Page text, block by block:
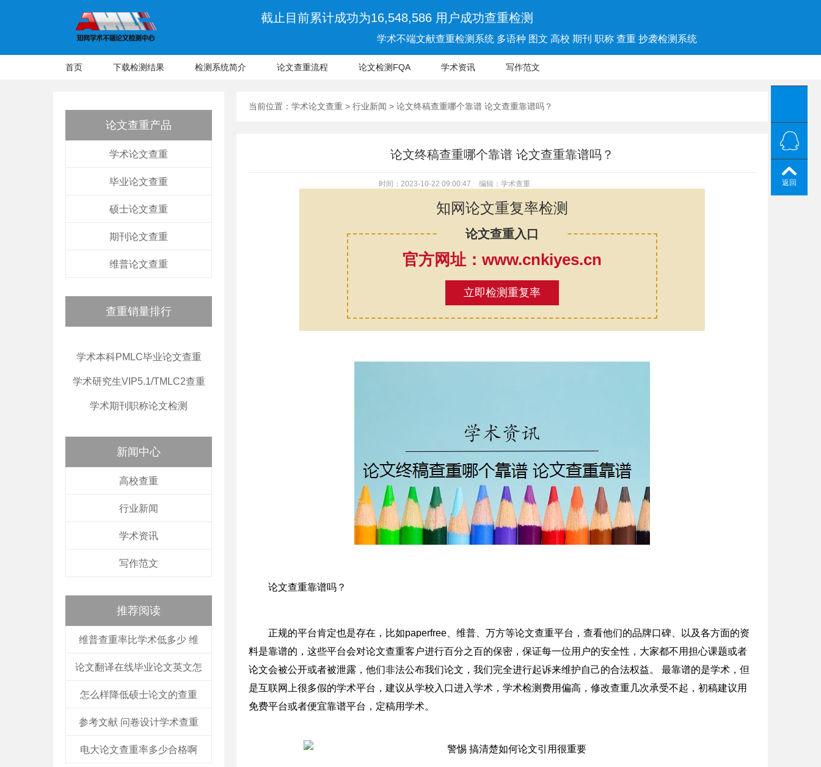
截止目前累计成功为16,548,586 用户成功查重检测
学术不端文献查重检测系统 多语种 图文 高校 期刊 职称 查重 抄袭检测系统
首页 下载检测结果 检测系统简介 论文查重流程 论文检测FQA 学术资讯 写作范文
论文查重产品
学术论文查重
毕业论文查重
硕士论文查重
期刊论文查重
维普论文查重
查重销量排行
学术本科PMLC毕业论文查重
学术研究生VIP5.1/TMLC2查重
学术期刊职称论文检测
新闻中心
高校查重
行业新闻
学术资讯
写作范文
推荐阅读
维普查重率比学术低多少 维
论文翻译在线毕业论文英文怎
怎么样降低硕士论文的查重
参考文献 问卷设计学术查重
电大论文查重率多少合格啊
当前位置： 学术论文查重 > 行业新闻 > 论文终稿查重哪个靠谱 论文查重靠谱吗？
论文终稿查重哪个靠谱 论文查重靠谱吗？
时间：2023-10-22 09:00:47 编辑：学术查重
知网论文重复率检测
论文查重入口
官方网址：www.cnkiyes.cn
立即检测重复率
论文查重靠谱吗？
正规的平台肯定也是存在，比如paperfree、维普、万方等论文查重平台，查看他们的品牌口碑、以及各方面的资
料是靠谱的，这些平台会对论文查重客户进行百分之百的保密，保证每一位用户的安全性，大家都不用担心课题或者
论文会被公开或者被泄露，他们非法公布我们论文，我们完全进行起诉来维护自己的合法权益。 最靠谱的是学术，但
是互联网上很多假的学术平台，建议从学校入口进入学术，学术检测费用偏高，修改查重几次承受不起，初稿建议用
免费平台或者便宜靠谱平台，定稿用学术。
返回